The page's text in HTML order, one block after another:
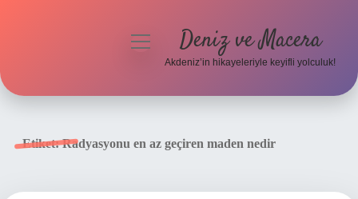
menüyü Deniz ve Macera
Akdeniz’in hikayeleriyle keyifli yolculuk!
Etiket:Radyasyonu en az geçiren maden nedir